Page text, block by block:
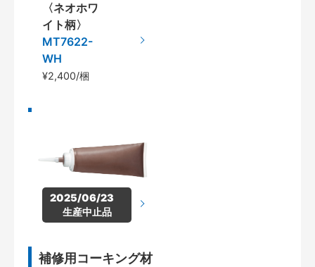
〈ネオホワ
イト柄〉
MT7622-
WH
¥2,400/梱
2025/06/23
生産中止品
補修用コーキング材